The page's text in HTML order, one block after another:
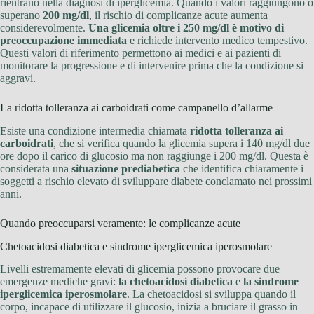
rientrano nella diagnosi di iperglicemia. Quando i valori raggiungono o
superano 200 mg/dl, il rischio di complicanze acute aumenta
considerevolmente. Una glicemia oltre i 250 mg/dl è motivo di
preoccupazione immediata e richiede intervento medico tempestivo.
Questi valori di riferimento permettono ai medici e ai pazienti di
monitorare la progressione e di intervenire prima che la condizione si
aggravi.
La ridotta tolleranza ai carboidrati come campanello d’allarme
Esiste una condizione intermedia chiamata ridotta tolleranza ai
carboidrati, che si verifica quando la glicemia supera i 140 mg/dl due
ore dopo il carico di glucosio ma non raggiunge i 200 mg/dl. Questa è
considerata una situazione prediabetica che identifica chiaramente i
soggetti a rischio elevato di sviluppare diabete conclamato nei prossimi
anni.
Quando preoccuparsi veramente: le complicanze acute
Chetoacidosi diabetica e sindrome iperglicemica iperosmolare
Livelli estremamente elevati di glicemia possono provocare due
emergenze mediche gravi: la chetoacidosi diabetica e la sindrome
iperglicemica iperosmolare. La chetoacidosi si sviluppa quando il
corpo, incapace di utilizzare il glucosio, inizia a bruciare il grasso in